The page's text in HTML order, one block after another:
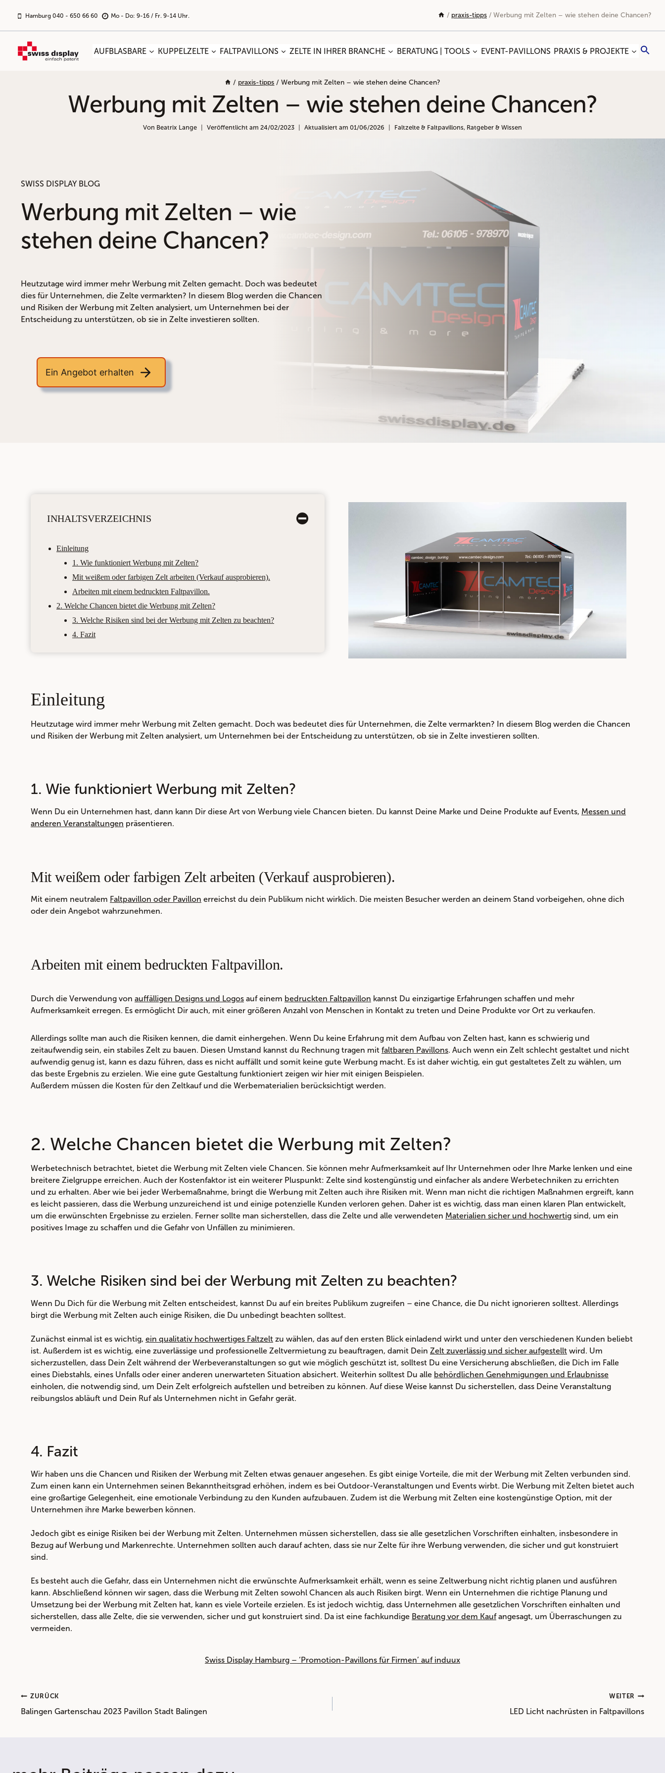
Inhalt
springen
Hamburg 040 - 650 66 60 Mo - Do: 9-16 / Fr. 9-14 Uhr. / praxis-tipps / Werbung mit Zelten – wie stehen deine Chancen?
AUFBLASBARE KUPPELZELTE FALTPAVILLONS ZELTE IN IHRER BRANCHE BERATUNG | TOOLS EVENT-PAVILLONS PRAXIS & PROJEKTE
/ praxis-tipps / Werbung mit Zelten – wie stehen deine Chancen?
Werbung mit Zelten – wie stehen deine Chancen?
Von Beatrix Lange Veröffentlicht am 24/02/2023 Aktualisiert am 01/06/2026 Faltzelte & Faltpavillons, Ratgeber & Wissen
SWISS DISPLAY BLOG
Werbung mit Zelten – wie
stehen deine Chancen?
Heutzutage wird immer mehr Werbung mit Zelten gemacht. Doch was bedeutet
dies für Unternehmen, die Zelte vermarkten? In diesem Blog werden die Chancen
und Risiken der Werbung mit Zelten analysiert, um Unternehmen bei der
Entscheidung zu unterstützen, ob sie in Zelte investieren sollten.
Ein Angebot erhalten
INHALTSVERZEICHNIS
Einleitung
1. Wie funktioniert Werbung mit Zelten?
Mit weißem oder farbigen Zelt arbeiten (Verkauf ausprobieren).
Arbeiten mit einem bedruckten Faltpavillon.
2. Welche Chancen bietet die Werbung mit Zelten?
3. Welche Risiken sind bei der Werbung mit Zelten zu beachten?
4. Fazit
Einleitung
Heutzutage wird immer mehr Werbung mit Zelten gemacht. Doch was bedeutet dies für Unternehmen, die Zelte vermarkten? In diesem Blog werden die Chancen
und Risiken der Werbung mit Zelten analysiert, um Unternehmen bei der Entscheidung zu unterstützen, ob sie in Zelte investieren sollten.
1. Wie funktioniert Werbung mit Zelten?
Wenn Du ein Unternehmen hast, dann kann Dir diese Art von Werbung viele Chancen bieten. Du kannst Deine Marke und Deine Produkte auf Events, Messen und
anderen Veranstaltungen präsentieren.
Mit weißem oder farbigen Zelt arbeiten (Verkauf ausprobieren).
Mit einem neutralem Faltpavillon oder Pavillon erreichst du dein Publikum nicht wirklich. Die meisten Besucher werden an deinem Stand vorbeigehen, ohne dich
oder dein Angebot wahrzunehmen.
Arbeiten mit einem bedruckten Faltpavillon.
Durch die Verwendung von auffälligen Designs und Logos auf einem bedruckten Faltpavillon kannst Du einzigartige Erfahrungen schaffen und mehr
Aufmerksamkeit erregen. Es ermöglicht Dir auch, mit einer größeren Anzahl von Menschen in Kontakt zu treten und Deine Produkte vor Ort zu verkaufen.
Allerdings sollte man auch die Risiken kennen, die damit einhergehen. Wenn Du keine Erfahrung mit dem Aufbau von Zelten hast, kann es schwierig und
zeitaufwendig sein, ein stabiles Zelt zu bauen. Diesen Umstand kannst du Rechnung tragen mit faltbaren Pavillons. Auch wenn ein Zelt schlecht gestaltet und nicht
aufwendig genug ist, kann es dazu führen, dass es nicht auffällt und somit keine gute Werbung macht. Es ist daher wichtig, ein gut gestaltetes Zelt zu wählen, um
das beste Ergebnis zu erzielen. Wie eine gute Gestaltung funktioniert zeigen wir hier mit einigen Beispielen.
Außerdem müssen die Kosten für den Zeltkauf und die Werbematerialien berücksichtigt werden.
2. Welche Chancen bietet die Werbung mit Zelten?
Werbetechnisch betrachtet, bietet die Werbung mit Zelten viele Chancen. Sie können mehr Aufmerksamkeit auf Ihr Unternehmen oder Ihre Marke lenken und eine
breitere Zielgruppe erreichen. Auch der Kostenfaktor ist ein weiterer Pluspunkt: Zelte sind kostengünstig und einfacher als andere Werbetechniken zu errichten
und zu erhalten. Aber wie bei jeder Werbemaßnahme, bringt die Werbung mit Zelten auch ihre Risiken mit. Wenn man nicht die richtigen Maßnahmen ergreift, kann
es leicht passieren, dass die Werbung unzureichend ist und einige potenzielle Kunden verloren gehen. Daher ist es wichtig, dass man einen klaren Plan entwickelt,
um die erwünschten Ergebnisse zu erzielen. Ferner sollte man sicherstellen, dass die Zelte und alle verwendeten Materialien sicher und hochwertig sind, um ein
positives Image zu schaffen und die Gefahr von Unfällen zu minimieren.
3. Welche Risiken sind bei der Werbung mit Zelten zu beachten?
Wenn Du Dich für die Werbung mit Zelten entscheidest, kannst Du auf ein breites Publikum zugreifen – eine Chance, die Du nicht ignorieren solltest. Allerdings
birgt die Werbung mit Zelten auch einige Risiken, die Du unbedingt beachten solltest.
Zunächst einmal ist es wichtig, ein qualitativ hochwertiges Faltzelt zu wählen, das auf den ersten Blick einladend wirkt und unter den verschiedenen Kunden beliebt
ist. Außerdem ist es wichtig, eine zuverlässige und professionelle Zeltvermietung zu beauftragen, damit Dein Zelt zuverlässig und sicher aufgestellt wird. Um
sicherzustellen, dass Dein Zelt während der Werbeveranstaltungen so gut wie möglich geschützt ist, solltest Du eine Versicherung abschließen, die Dich im Falle
eines Diebstahls, eines Unfalls oder einer anderen unerwarteten Situation absichert. Weiterhin solltest Du alle behördlichen Genehmigungen und Erlaubnisse
einholen, die notwendig sind, um Dein Zelt erfolgreich aufstellen und betreiben zu können. Auf diese Weise kannst Du sicherstellen, dass Deine Veranstaltung
reibungslos abläuft und Dein Ruf als Unternehmen nicht in Gefahr gerät.
4. Fazit
Wir haben uns die Chancen und Risiken der Werbung mit Zelten etwas genauer angesehen. Es gibt einige Vorteile, die mit der Werbung mit Zelten verbunden sind.
Zum einen kann ein Unternehmen seinen Bekanntheitsgrad erhöhen, indem es bei Outdoor-Veranstaltungen und Events wirbt. Die Werbung mit Zelten bietet auch
eine großartige Gelegenheit, eine emotionale Verbindung zu den Kunden aufzubauen. Zudem ist die Werbung mit Zelten eine kostengünstige Option, mit der
Unternehmen ihre Marke bewerben können.
Jedoch gibt es einige Risiken bei der Werbung mit Zelten. Unternehmen müssen sicherstellen, dass sie alle gesetzlichen Vorschriften einhalten, insbesondere in
Bezug auf Werbung und Markenrechte. Unternehmen sollten auch darauf achten, dass sie nur Zelte für ihre Werbung verwenden, die sicher und gut konstruiert
sind.
Es besteht auch die Gefahr, dass ein Unternehmen nicht die erwünschte Aufmerksamkeit erhält, wenn es seine Zeltwerbung nicht richtig planen und ausführen
kann. Abschließend können wir sagen, dass die Werbung mit Zelten sowohl Chancen als auch Risiken birgt. Wenn ein Unternehmen die richtige Planung und
Umsetzung bei der Werbung mit Zelten hat, kann es viele Vorteile erzielen. Es ist jedoch wichtig, dass Unternehmen alle gesetzlichen Vorschriften einhalten und
sicherstellen, dass alle Zelte, die sie verwenden, sicher und gut konstruiert sind. Da ist eine fachkundige Beratung vor dem Kaufangesagt, um Überraschungen zu
vermeiden.
Swiss Display Hamburg – ‘Promotion-Pavillons für Firmen’ auf induux
Beitragsnavigation
ZURÜCK
Balingen Gartenschau 2023 Pavillon Stadt Balingen
WEITER
LED Licht nachrüsten in Faltpavillons